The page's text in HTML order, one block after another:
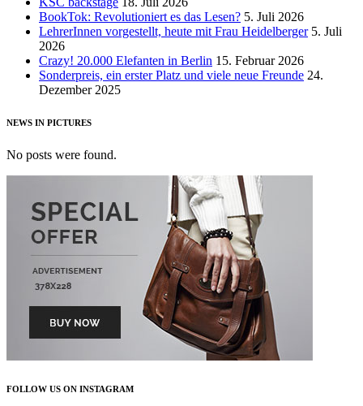
BookTok: Revolutioniert es das Lesen? 5. Juli 2026
LehrerInnen vorgestellt, heute mit Frau Heidelberger 5. Juli
2026
Crazy! 20.000 Elefanten in Berlin 15. Februar 2026
Sonderpreis, ein erster Platz und viele neue Freunde 24.
Dezember 2025
NEWS IN PICTURES
No posts were found.
FOLLOW US ON INSTAGRAM